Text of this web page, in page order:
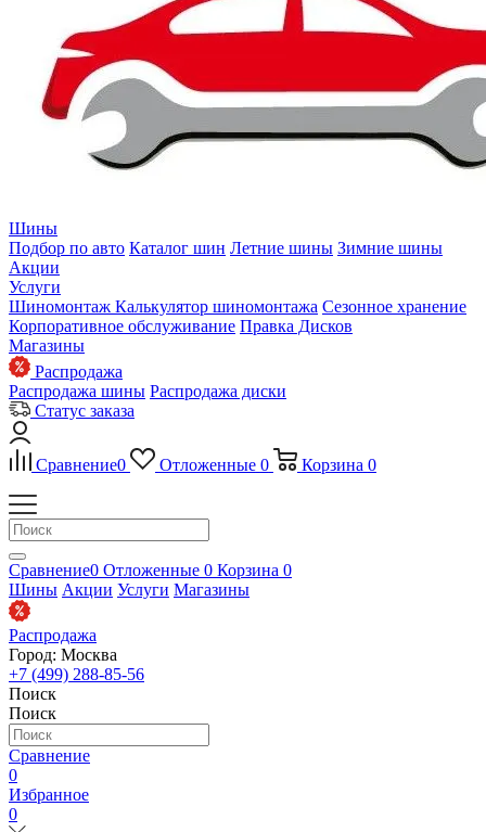
Шины
Подбор по авто Каталог шин Летние шины Зимние шины
Акции
Услуги
Шиномонтаж Калькулятор шиномонтажа Сезонное хранение
Корпоративное обслуживание Правка Дисков
Магазины
Распродажа
Распродажа шины Распродажа диски
Статус заказа
Сравнение0 Отложенные 0 Корзина 0
Сравнение0 Отложенные 0 Корзина 0
Шины Акции Услуги Магазины
Распродажа
Город: Москва
+7 (499) 288-85-56
Поиск
Поиск
Сравнение
0
Избранное
0